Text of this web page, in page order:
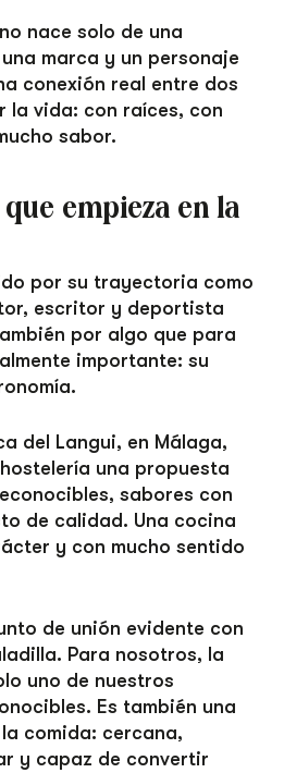
nace solo de una
marca y un personaje
conexión real entre dos
la vida: con raíces, con
sabor.
empieza en la
por su trayectoria como
escritor y deportista
por algo que para
importante: su
del Langui, en Málaga,
una propuesta
sabores con
de calidad. Una cocina
y con mucho sentido
de unión evidente con
Para nosotros, la
uno de nuestros
Es también una
comida: cercana,
y capaz de convertir